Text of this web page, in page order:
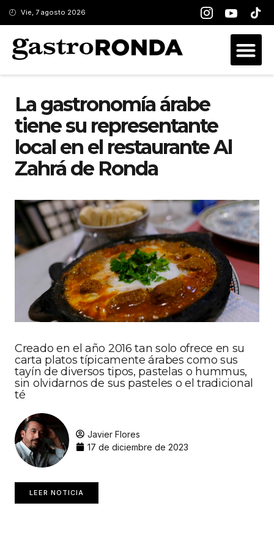
Vie, 7 agosto 2026
La gastronomía árabe
tiene su representante
local en el restaurante Al
Zahrá de Ronda
Creado en el año 2016 tan solo ofrece en su
carta platos típicamente árabes como sus
tayín de diversos tipos, pastelas o hummus,
sin olvidarnos de sus pasteles o el tradicional
té
Javier Flores
17 de diciembre de 2023
LEER NOTICIA